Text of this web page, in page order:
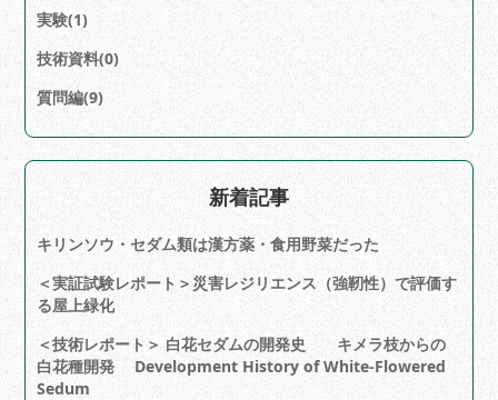
実験(1)
技術資料(0)
質問編(9)
新着記事
キリンソウ・セダム類は漢方薬・食用野菜だった
＜実証試験レポート＞災害レジリエンス（強靭性）で評価す
る屋上緑化
＜技術レポート＞ 白花セダムの開発史 キメラ枝からの
白花種開発 Development History of White-Flowered
Sedum